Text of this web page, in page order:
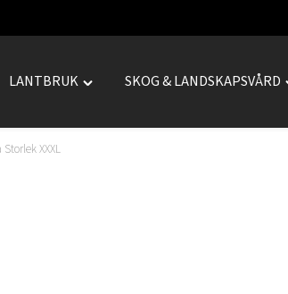
LANTBRUK
Toggle
SKOG & LANDSKAPSVÅRD
XXXL